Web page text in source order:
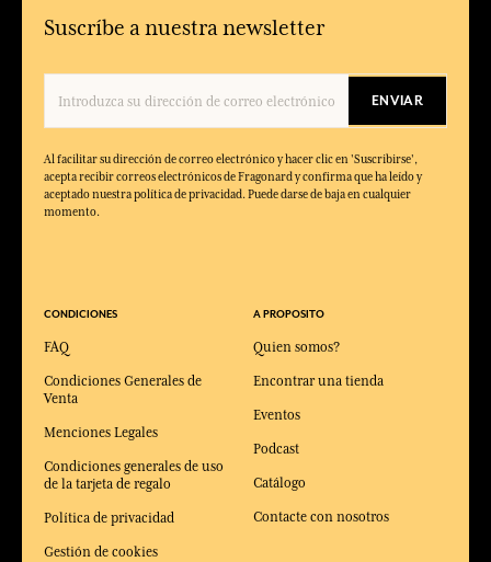
Suscríbe a nuestra newsletter
ENVIAR
Al facilitar su dirección de correo electrónico y hacer clic en 'Suscribirse',
acepta recibir correos electrónicos de Fragonard y confirma que ha leído y
aceptado nuestra política de privacidad. Puede darse de baja en cualquier
momento.
CONDICIONES
FAQ
Condiciones Generales de
Venta
Menciones Legales
Condiciones generales de uso
de la tarjeta de regalo
Política de privacidad
Gestión de cookies
A PROPOSITO
Quien somos?
Encontrar una tienda
Eventos
Podcast
Catálogo
Contacte con nosotros